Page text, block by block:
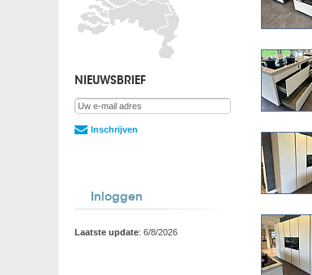
NIEUWSBRIEF
Inschrijven
Inloggen
Laatste update: 6/8/2026